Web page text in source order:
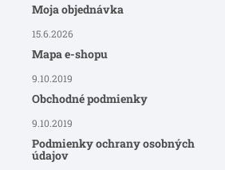
Moja objednávka
15.6.2026
Mapa e-shopu
9.10.2019
Obchodné podmienky
9.10.2019
Podmienky ochrany osobných
údajov